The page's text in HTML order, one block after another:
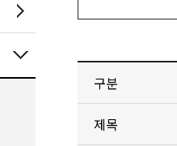
구분
제목